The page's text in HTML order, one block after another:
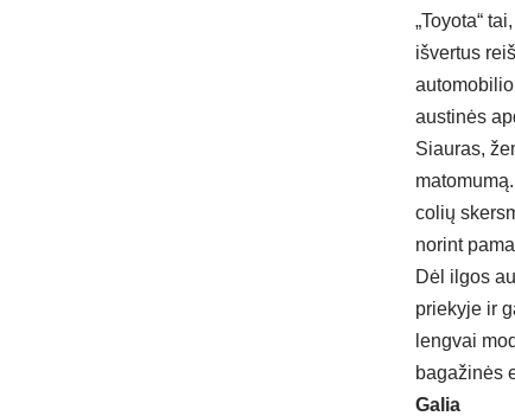
„Toyota“
išvertus
austinės
Siauras,
colių
norint
Dėl ilgos
priekyje ir
lengvai
bagažinės
Galia